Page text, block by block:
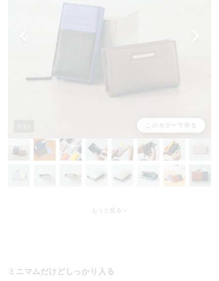
1/31 このカラーで作る
もっと見る
ミニマムだけどしっかり入る